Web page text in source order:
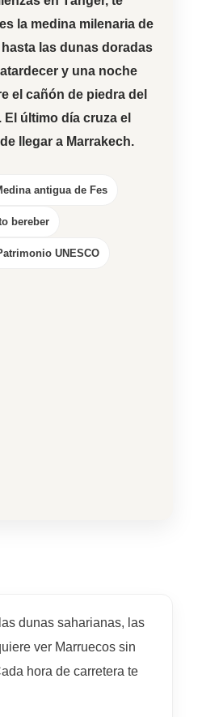
la medina milenaria de
hasta las dunas doradas
y una noche
el cañón de piedra del
. El último día cruza el
llegar a Marrakech.
antigua de Fes
bereber
UNESCO
dunas saharianas, las
ver Marruecos sin
hora de carretera te